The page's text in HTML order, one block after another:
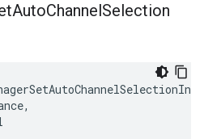
AutoChannelSelection
,